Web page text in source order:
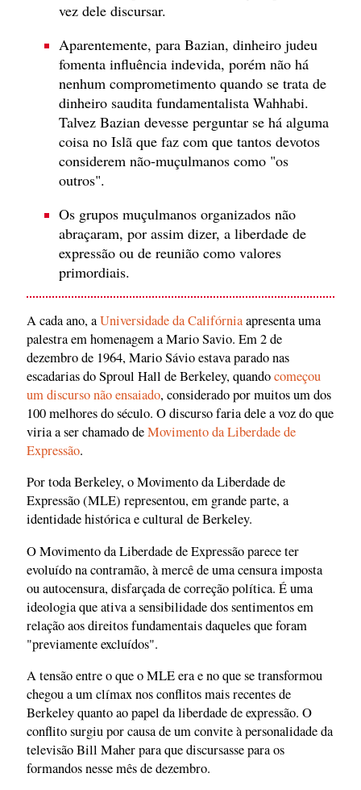
vez dele discursar.
Aparentemente, para Bazian, dinheiro judeu
fomenta influência indevida, porém não há
nenhum comprometimento quando se trata de
dinheiro saudita fundamentalista Wahhabi.
Talvez Bazian devesse perguntar se há alguma
coisa no Islã que faz com que tantos devotos
considerem não-muçulmanos como "os
outros".
Os grupos muçulmanos organizados não
abraçaram, por assim dizer, a liberdade de
expressão ou de reunião como valores
primordiais.
A cada ano, aUniversidade da Califórniaapresenta uma
palestra em homenagem a Mario Savio. Em 2 de
dezembro de 1964, Mario Sávio estava parado nas
escadarias do Sproul Hall de Berkeley, quandocomeçou
um discurso não ensaiado, considerado por muitos um dos
100 melhores do século. O discurso faria dele a voz do que
viria a ser chamado deMovimento da Liberdade de
Expressão.
Por toda Berkeley, o Movimento da Liberdade de
Expressão (MLE) representou, em grande parte, a
identidade histórica e cultural de Berkeley.
O Movimento da Liberdade de Expressão parece ter
evoluído na contramão, à mercê de uma censura imposta
ou autocensura, disfarçada de correção política. É uma
ideologia que ativa a sensibilidade dos sentimentos em
relação aos direitos fundamentais daqueles que foram
"previamente excluídos".
A tensão entre o que o MLE era e no que se transformou
chegou a um clímax nos conflitos mais recentes de
Berkeley quanto ao papel da liberdade de expressão. O
conflito surgiu por causa de um convite à personalidade da
televisão Bill Maher para que discursasse para os
formandos nesse mês de dezembro.